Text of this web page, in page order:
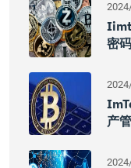
密
产